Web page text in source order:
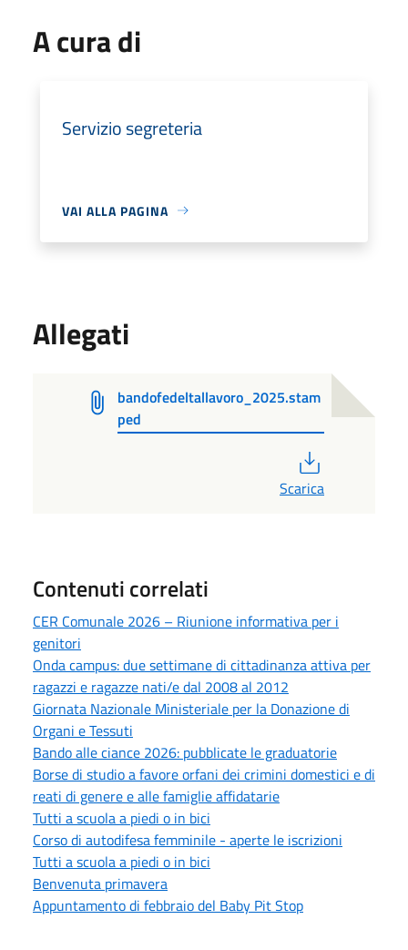
A cura di
Servizio segreteria
VAI ALLA PAGINA
Allegati
bandofedeltallavoro_2025.stam
ped
Scarica
Contenuti correlati
CER Comunale 2026 – Riunione informativa per i
genitori
Onda campus: due settimane di cittadinanza attiva per
ragazzi e ragazze nati/e dal 2008 al 2012
Giornata Nazionale Ministeriale per la Donazione di
Organi e Tessuti
Bando alle ciance 2026: pubblicate le graduatorie
Borse di studio a favore orfani dei crimini domestici e di
reati di genere e alle famiglie affidatarie
Tutti a scuola a piedi o in bici
Corso di autodifesa femminile - aperte le iscrizioni
Tutti a scuola a piedi o in bici
Benvenuta primavera
Appuntamento di febbraio del Baby Pit Stop